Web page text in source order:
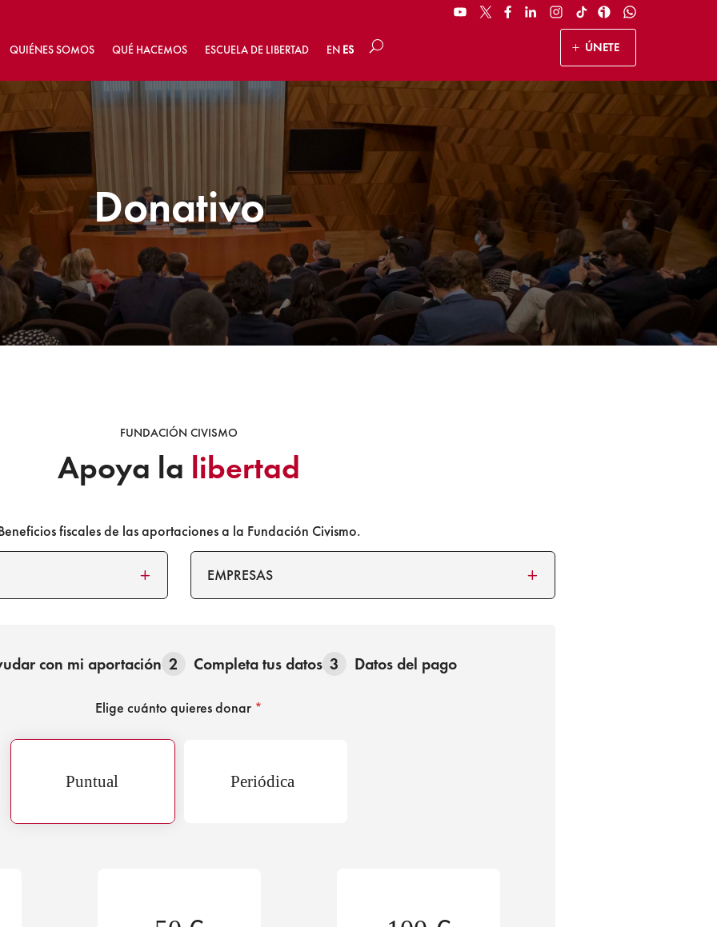
QUIÉNES SOMOS QUÉ HACEMOS ESCUELA DE LIBERTAD EN ES ÚNETE
Donativo
FUNDACIÓN CIVISMO
Apoya la libertad
fiscales de las aportaciones a la Fundación Civismo.
EMPRESAS
con mi aportación 2 Completa tus datos 3 Datos del pago
Elige cuánto quieres donar *